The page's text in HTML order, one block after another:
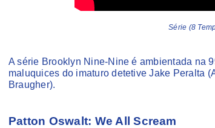
Série (8
A série Brooklyn Nine-Nine é ambientada na
maluquices do imaturo detetive Jake Peralta
Braugher).
Patton Oswalt: We All Scream